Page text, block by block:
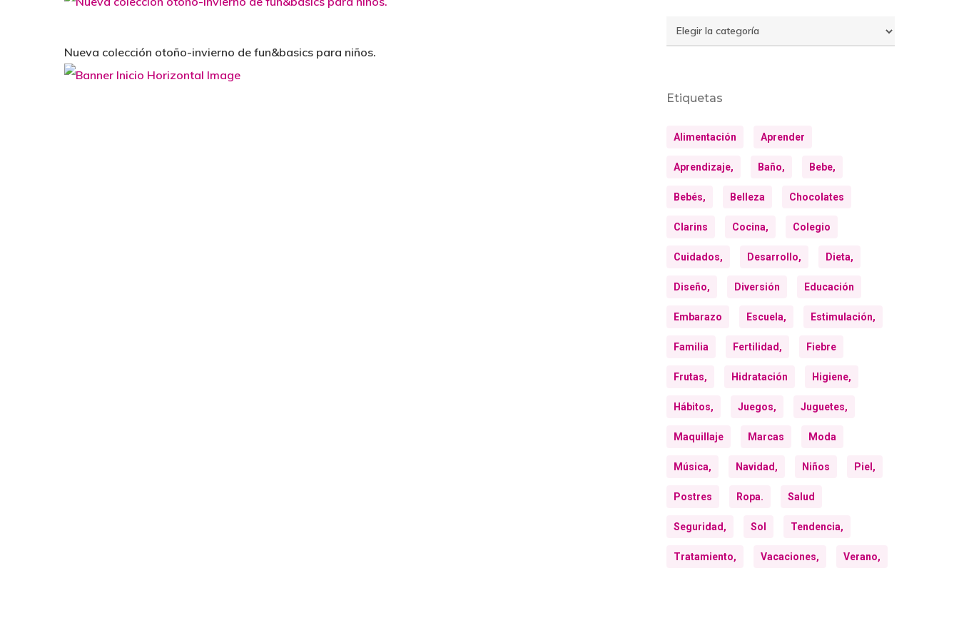
Nueva colección otoño-invierno de fun&basics para niños.
Temas
Etiquetas
Alimentación Aprender
Aprendizaje, Baño, Bebe,
Bebés, Belleza Chocolates
Clarins Cocina, Colegio
Cuidados, Desarrollo, Dieta,
Diseño, Diversión Educación
Embarazo Escuela, Estimulación,
Familia Fertilidad, Fiebre
Frutas, Hidratación Higiene,
Hábitos, Juegos, Juguetes,
Maquillaje Marcas Moda
Música, Navidad, Niños Piel,
Postres Ropa. Salud
Seguridad, Sol Tendencia,
Tratamiento, Vacaciones, Verano,